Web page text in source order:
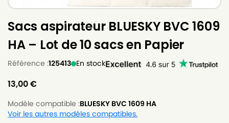
Sacs aspirateur BLUESKY BVC 1609
HA – Lot de 10 sacs en Papier
Référence :125413 En stock
13,00€
Modèle compatible :BLUESKY BVC 1609 HA
Voir les autres modèles compatibles.